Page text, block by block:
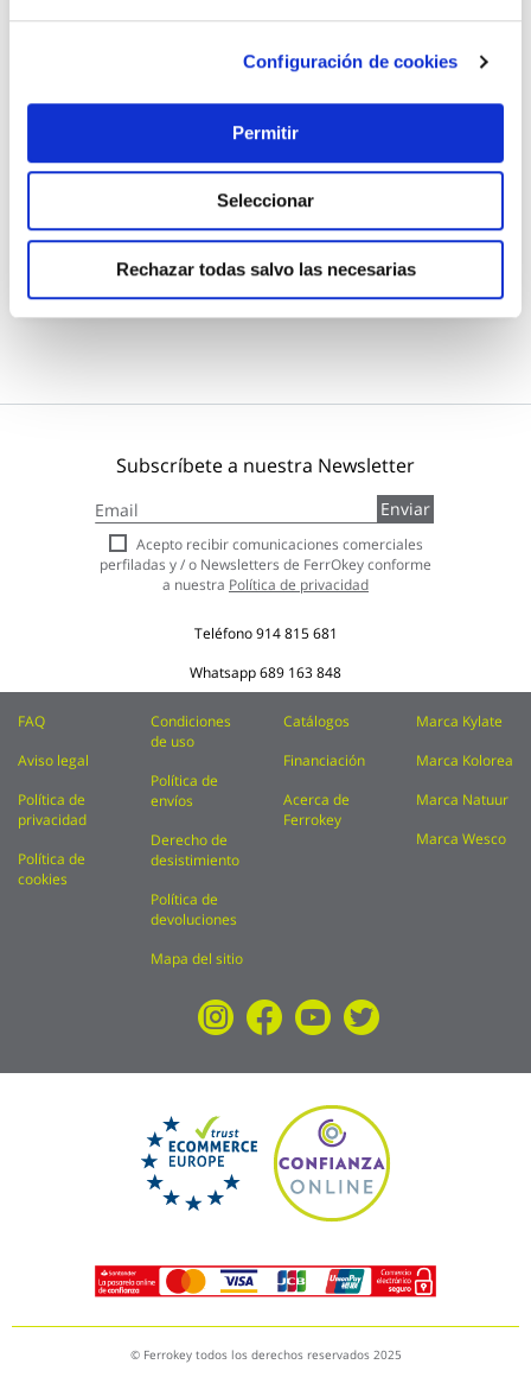
Configuración de cookies
Permitir
Seleccionar
Rechazar todas salvo las necesarias
10,36 €
Añadir al carrito
Subscríbete a nuestra Newsletter
a
nuestro
boletín
de
Enviar
Acepto recibir comunicaciones comerciales
perfiladas y / o Newsletters de FerrOkey conforme
a nuestra Política de privacidad
Teléfono914 815 681
Whatsapp689 163 848
FAQ
Aviso legal
Política de
privacidad
Política de
cookies
Condiciones
de uso
Política de
envíos
Derecho de
desistimiento
Política de
devoluciones
Mapa del sitio
Catálogos
Financiación
Acerca de
Ferrokey
Marca Kylate
Marca Kolorea
Marca Natuur
Marca Wesco
© Ferrokey todos los derechos reservados 2025